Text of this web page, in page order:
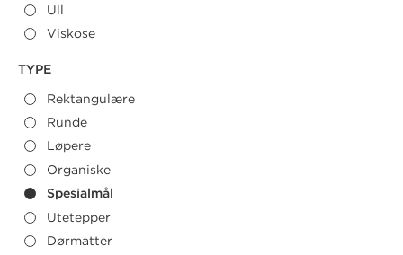
Ull
Viskose
Rektangulære
Runde
Løpere
Organiske
Spesialmål
Utetepper
Dørmatter